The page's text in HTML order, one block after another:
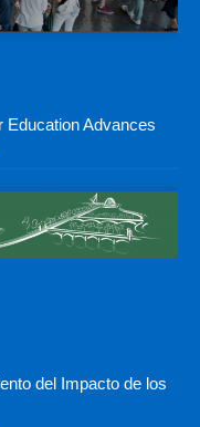
Education Advances
del Impacto de los